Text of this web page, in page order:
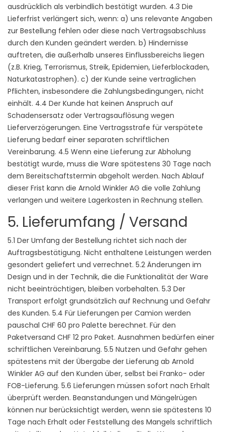
ausdrücklich als verbindlich bestätigt wurden. 4.3 Die
Lieferfrist verlängert sich, wenn: a) uns relevante Angaben
zur Bestellung fehlen oder diese nach Vertragsabschluss
durch den Kunden geändert werden. b) Hindernisse
auftreten, die außerhalb unseres Einflussbereichs liegen
(z.B. Krieg, Terrorismus, Streik, Epidemien, Lieferblockaden,
Naturkatastrophen). c) der Kunde seine vertraglichen
Pflichten, insbesondere die Zahlungsbedingungen, nicht
einhält. 4.4 Der Kunde hat keinen Anspruch auf
Schadensersatz oder Vertragsauflösung wegen
Lieferverzögerungen. Eine Vertragsstrafe für verspätete
Lieferung bedarf einer separaten schriftlichen
Vereinbarung. 4.5 Wenn eine Lieferung zur Abholung
bestätigt wurde, muss die Ware spätestens 30 Tage nach
dem Bereitschaftstermin abgeholt werden. Nach Ablauf
dieser Frist kann die Arnold Winkler AG die volle Zahlung
verlangen und weitere Lagerkosten in Rechnung stellen.
5. Lieferumfang / Versand
5.1 Der Umfang der Bestellung richtet sich nach der
Auftragsbestätigung. Nicht enthaltene Leistungen werden
gesondert geliefert und verrechnet. 5.2 Änderungen im
Design und in der Technik, die die Funktionalität der Ware
nicht beeinträchtigen, bleiben vorbehalten. 5.3 Der
Transport erfolgt grundsätzlich auf Rechnung und Gefahr
des Kunden. 5.4 Für Lieferungen per Camion werden
pauschal CHF 60 pro Palette berechnet. Für den
Paketversand CHF 12 pro Paket. Ausnahmen bedürfen einer
schriftlichen Vereinbarung. 5.5 Nutzen und Gefahr gehen
spätestens mit der Übergabe der Lieferung ab Arnold
Winkler AG auf den Kunden über, selbst bei Franko- oder
FOB-Lieferung. 5.6 Lieferungen müssen sofort nach Erhalt
überprüft werden. Beanstandungen und Mängelrügen
können nur berücksichtigt werden, wenn sie spätestens 10
Tage nach Erhalt oder Feststellung des Mangels schriftlich